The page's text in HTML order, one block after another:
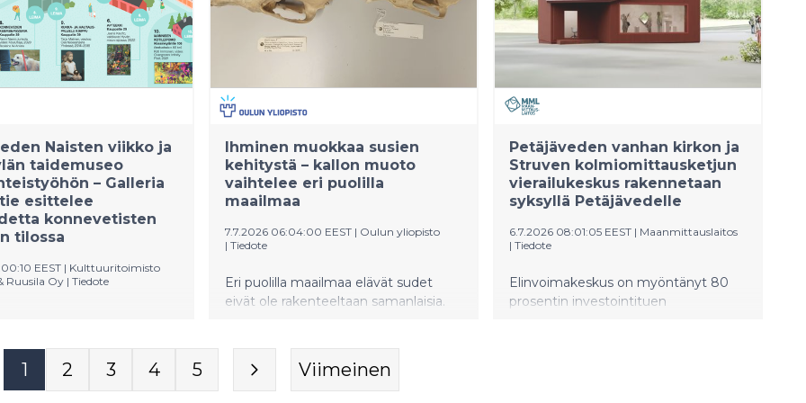
Matti Rautaniemi, sukututkija Torsti
Salonen ja tietokirjailija Anna Perälä.
Kirjaraitin iltaklubilla Vihdin Kinon
salissa esiintyy Maija Vilkkumaa – yksi
poptähdistä – harvinaisella
soolokeikalla. Vilkkumaa kertoo myös
vuonna 2013 julkaistusta
romaanistaan Nainen katolla, joka on
saanut uuden elämän kesäkuussa
2026 julkaistuna äänikirjana.
tehdä avoimen verkkolomakkeen
kautta 31.8.2026 saakka.
Naisten viikko ja
taidemuseo
– Galleria
esittelee
konnevetisten
tilossa
EEST | Kulttuuritoimisto
Ruusila Oy | Tiedote
Jyväskylän
taidekokoelmista ja
Ihminen muokkaa susien
kehitystä – kallon muoto
vaihtelee eri puolilla
maailmaa
7.7.2026 06:04:00 EEST | Oulun yliopisto
| Tiedote
Eri puolilla maailmaa elävät sudet
eivät ole rakenteeltaan samanlaisia.
saaliseläinten, evoluutiotaustan sekä
yhä enemmän myös ihmisen
Petäjäveden vanhan kirkon ja
Struven kolmiomittausketjun
vierailukeskus rakennetaan
syksyllä Petäjävedelle
6.7.2026 08:01:05 EEST | Maanmittauslaitos
| Tiedote
Elinvoimakeskus on myöntänyt 80
prosentin investointituen
1 2 3 4 5 Viimeinen